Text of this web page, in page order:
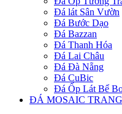
Đá lát Sân Vườn
Đá Bước Dạo
Đá Bazzan
Đá Thanh Hóa
Đá Lai Châu
Đá Đà Nẵng
Đá CuBic
Đá Ốp Lát Bể
ĐÁ MOSAIC